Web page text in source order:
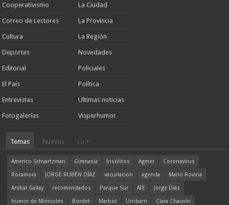
Cooperativismo
Correo de Lectores
Cultura
Deportes
Editorial
El País
Entrevistas
Fotogalerías
La Ciudad
La Provincia
La Región
Novedades
Policiales
Política
Ultimas noticias
Visperhumor
Temas Nuevos Lo +
Americo Schvartzman Gimnasia Insólitos Agmer
Coronavirus
Rocamora
JORGE RUBÉN DÍAZ vacunación agenda
Mario Rovina
Aníbal Gallay
recomendados Parque Sur ATE
Jorge Díaz
humor de Miércoles
Bordet Marbot Urribarri
Clara Chauvín